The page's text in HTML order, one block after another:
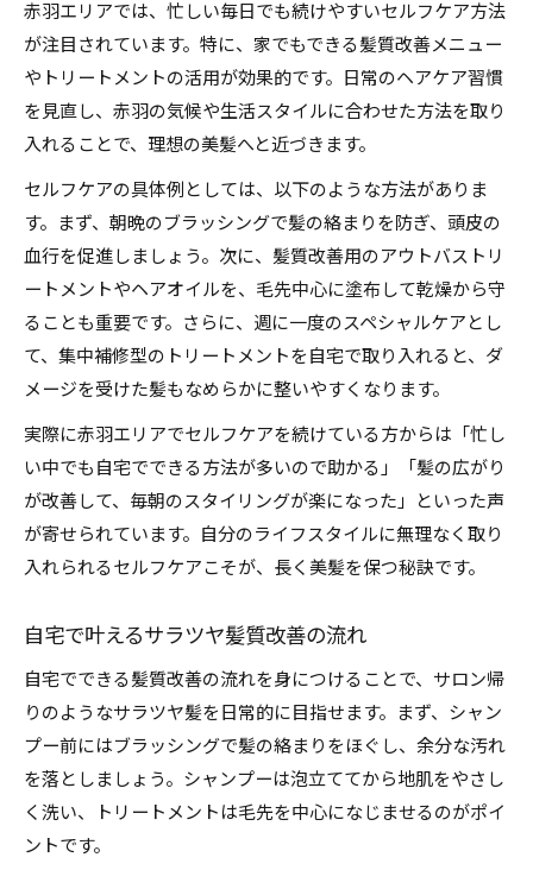
赤羽エリアでは、忙しい毎日でも続けやすいセルフケア方法
が注目されています。特に、家でもできる髪質改善メニュー
やトリートメントの活用が効果的です。日常のヘアケア習慣
を見直し、赤羽の気候や生活スタイルに合わせた方法を取り
入れることで、理想の美髪へと近づきます。
セルフケアの具体例としては、以下のような方法がありま
す。まず、朝晩のブラッシングで髪の絡まりを防ぎ、頭皮の
血行を促進しましょう。次に、髪質改善用のアウトバストリ
ートメントやヘアオイルを、毛先中心に塗布して乾燥から守
ることも重要です。さらに、週に一度のスペシャルケアとし
て、集中補修型のトリートメントを自宅で取り入れると、ダ
メージを受けた髪もなめらかに整いやすくなります。
実際に赤羽エリアでセルフケアを続けている方からは「忙し
い中でも自宅でできる方法が多いので助かる」「髪の広がり
が改善して、毎朝のスタイリングが楽になった」といった声
が寄せられています。自分のライフスタイルに無理なく取り
入れられるセルフケアこそが、長く美髪を保つ秘訣です。
自宅で叶えるサラツヤ髪質改善の流れ
自宅でできる髪質改善の流れを身につけることで、サロン帰
りのようなサラツヤ髪を日常的に目指せます。まず、シャン
プー前にはブラッシングで髪の絡まりをほぐし、余分な汚れ
を落としましょう。シャンプーは泡立ててから地肌をやさし
く洗い、トリートメントは毛先を中心になじませるのがポイ
ントです。